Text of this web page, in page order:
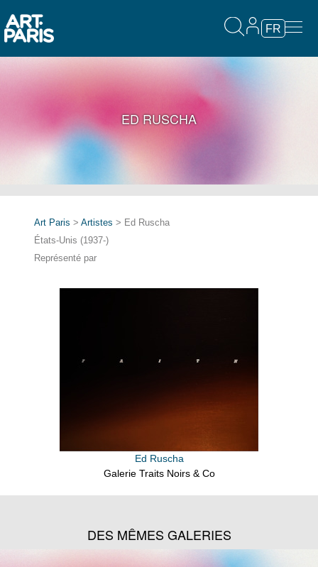
FR
ED RUSCHA
Art Paris > Artistes > Ed Ruscha
États-Unis (1937-)
Représenté par
Ed Ruscha
Galerie Traits Noirs & Co
DES MÊMES GALERIES